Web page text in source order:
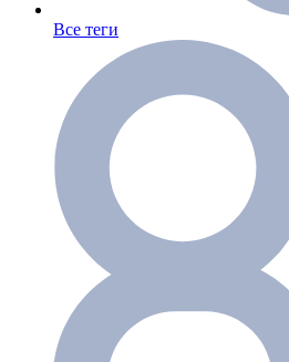
Все теги